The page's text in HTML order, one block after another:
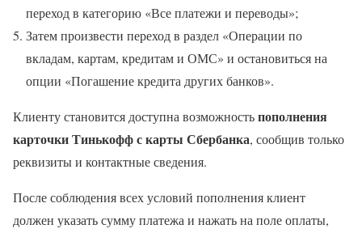
переход в категорию «Все платежи и переводы»;
Затем произвести переход в раздел «Операции по
вкладам, картам, кредитам и ОМС» и остановиться на
опции «Погашение кредита других банков».
Клиенту становится доступна возможностьпополнения
карточки Тинькофф с карты Сбербанка, сообщив только
реквизиты и контактные сведения.
После соблюдения всех условий пополнения клиент
должен указать сумму платежа и нажать на поле оплаты,